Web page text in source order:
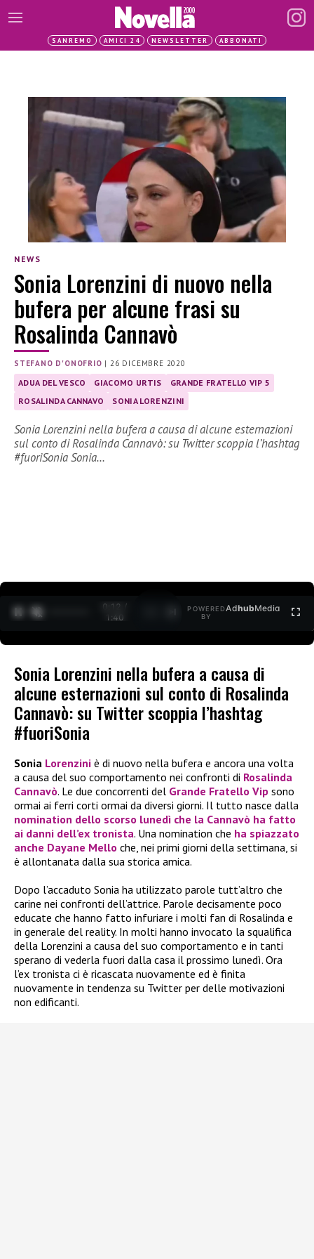
SANREMO AMICI 24 NEWSLETTER ABBONATI
NEWS
Sonia Lorenzini di nuovo nella
bufera per alcune frasi su
Rosalinda Cannavò
STEFANO D'ONOFRIO |26 DICEMBRE 2020
ADUA DEL VESCO GIACOMO URTIS
GRANDE FRATELLO VIP 5
ROSALINDA CANNAVO
SONIA LORENZINI
Sonia Lorenzini nella bufera a causa di alcune esternazioni
sul conto di Rosalinda Cannavò: su Twitter scoppia l’hashtag
#fuoriSonia Sonia…
0:12 /
1:40
POWERED
BY
AdhubMedia
Sonia Lorenzini nella bufera a causa di
alcune esternazioni sul conto di Rosalinda
Cannavò: su Twitter scoppia l’hashtag
#fuoriSonia
Sonia Lorenzini è di nuovo nella bufera e ancora una volta
a causa del suo comportamento nei confronti di Rosalinda
Cannavò. Le due concorrenti del Grande Fratello Vip sono
ormai ai ferri corti ormai da diversi giorni. Il tutto nasce dalla
nomination dello scorso lunedì che la Cannavò ha fatto
ai danni dell’ex tronista. Una nomination che ha spiazzato
anche Dayane Mello che, nei primi giorni della settimana, si
è allontanata dalla sua storica amica.
Dopo l’accaduto Sonia ha utilizzato parole tutt’altro che
carine nei confronti dell’attrice. Parole decisamente poco
educate che hanno fatto infuriare i molti fan di Rosalinda e
in generale del reality. In molti hanno invocato la squalifica
della Lorenzini a causa del suo comportamento e in tanti
sperano di vederla fuori dalla casa il prossimo lunedì. Ora
l’ex tronista ci è ricascata nuovamente ed è finita
nuovamente in tendenza su Twitter per delle motivazioni
non edificanti.